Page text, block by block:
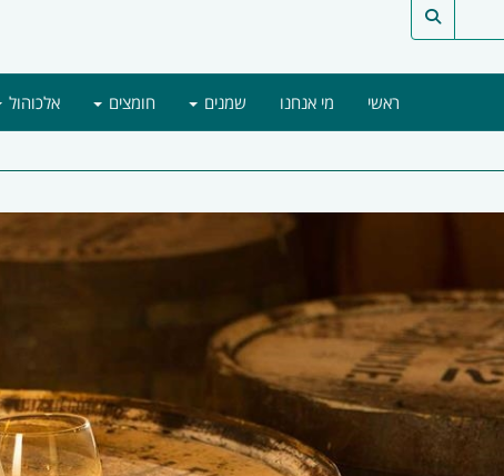
ראשי מי אנחנו שמנים חומצים אלכוהול